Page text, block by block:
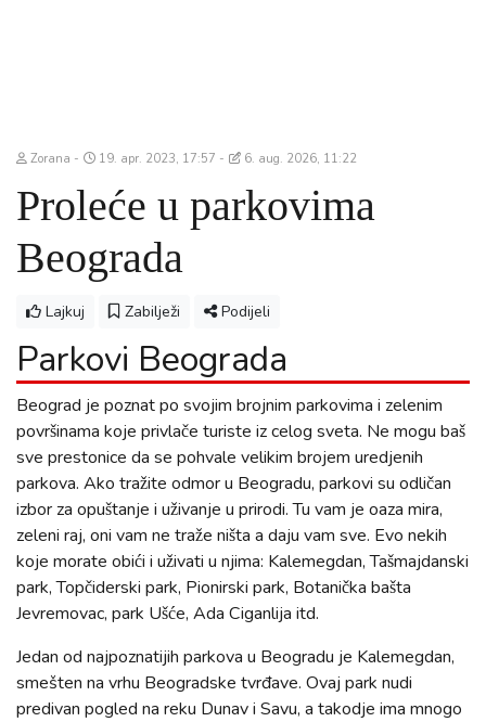
Zorana 19. apr. 2023, 17:57 6. aug. 2026, 11:22
Proleće u parkovima
Beograda
Lajkuj Zabilježi Podijeli
Parkovi Beograda
Beograd je poznat po svojim brojnim parkovima i zelenim
površinama koje privlače turiste iz celog sveta. Ne mogu baš
sve prestonice da se pohvale velikim brojem uredjenih
parkova. Ako tražite odmor u Beogradu, parkovi su odličan
izbor za opuštanje i uživanje u prirodi. Tu vam je oaza mira,
zeleni raj, oni vam ne traže ništa a daju vam sve. Evo nekih
koje morate obići i uživati u njima: Kalemegdan, Tašmajdanski
park, Topčiderski park, Pionirski park, Botanička bašta
Jevremovac, park Ušće, Ada Ciganlija itd.
Jedan od najpoznatijih parkova u Beogradu je Kalemegdan,
smešten na vrhu Beogradske tvrđave. Ovaj park nudi
predivan pogled na reku Dunav i Savu, a takodje ima mnogo